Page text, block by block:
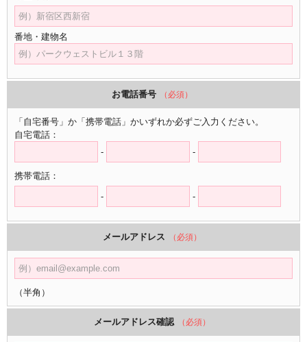
番地・建物名
お電話番号 （必須）
「自宅番号」か「携帯電話」かいずれか必ずご入力ください。
自宅電話：
-
-
携帯電話：
-
-
メールアドレス （必須）
（半角）
メールアドレス確認 （必須）